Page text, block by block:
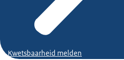
Kwetsbaarheid melden